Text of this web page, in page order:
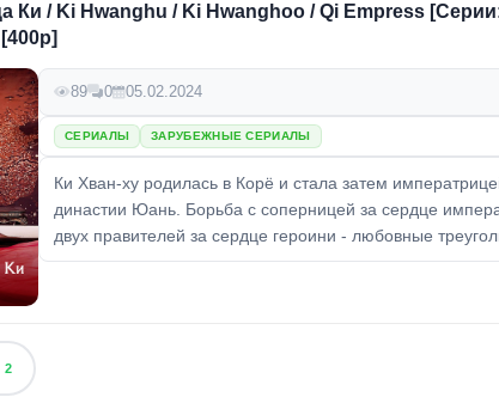
Ки / Ki Hwanghu / Ki Hwanghoo / Qi Empress
89 0 05.02.2024
СЕРИАЛЫ ЗАРУБЕЖНЫЕ СЕРИАЛЫ
Ки Хван-ху родилась в Корё и стала затем
династии Юань. Борьба с соперницей за сердце
двух правителей за сердце героини - любовные
2